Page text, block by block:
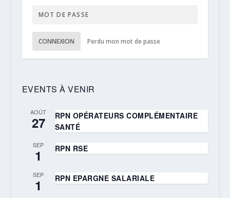
CONNEXION Perdu mon mot de passe
EVENTS À VENIR
AOÛT
27
RPN OPÉRATEURS COMPLÉMENTAIRE
SANTÉ
SEP
1 RPN RSE
SEP
1 RPN EPARGNE SALARIALE